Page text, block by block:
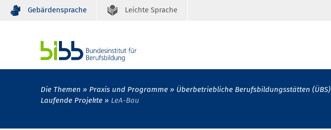
Gebärdensprache Leichte Sprache
Die Themen Praxis und Programme Überbetriebliche Berufsbildungsstätten (ÜBS)
Laufende Projekte
LeA-Bau